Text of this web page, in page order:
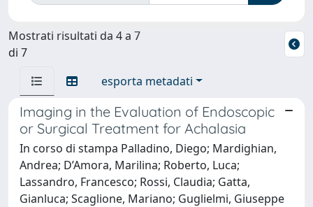
Mostrati risultati da 4 a 7
di 7
esporta metadati
Imaging in the Evaluation of Endoscopic
or Surgical Treatment for Achalasia
In corso di stampa Palladino, Diego; Mardighian,
Andrea; D’Amora, Marilina; Roberto, Luca;
Lassandro, Francesco; Rossi, Claudia; Gatta,
Gianluca; Scaglione, Mariano; Guglielmi, Giuseppe